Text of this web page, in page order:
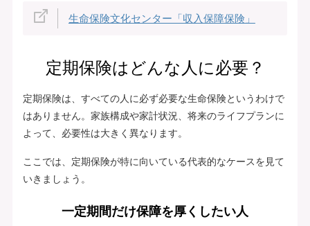
生命保険文化センター「収入保障保険」
定期保険はどんな人に必要？
定期保険は、すべての人に必ず必要な生命保険というわけで
はありません。家族構成や家計状況、将来のライフプランに
よって、必要性は大きく異なります。
ここでは、定期保険が特に向いている代表的なケースを見て
いきましょう。
一定期間だけ保障を厚くしたい人